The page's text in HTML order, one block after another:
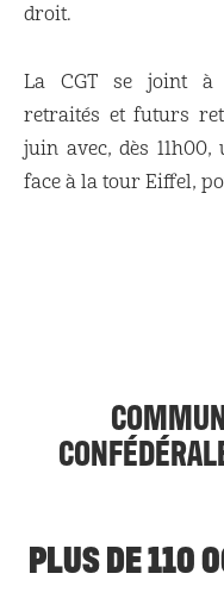
droit.
La CGT se joint à
retraités et futurs
juin avec, dès
face à la tour Eiffel,
PLUS DE 110